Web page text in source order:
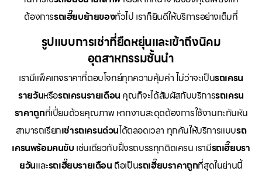
ต้องการรถเฮี๊ยบย้ายของทั่วไป เราก็ยินดีให้บริการอย่างเต็มที่
รูปแบบการเช่าที่ยืดหยุ่นและเข้าถึงนิคม
อุตสาหกรรมชั้นนำ
เรามีแพ็คเกจราคาที่ตอบโจทย์ทุกความคุ้มค่า ไม่ว่าจะเป็นรถเครน
รายวันหรือรถเครนรายเดือน คุณก็จะได้สัมผัสกับบริการรถเครน
ราคาถูกที่เปี่ยมด้วยคุณภาพ หากงานสะดุดต้องการใช้งานกะทันหัน
สามารถเรียกเช่ารถเครนด่วนได้ตลอดเวลา ทุกคันให้บริการแบบรถ
เครนพร้อมคนขับ เช่นเดียวกับฝั่งรถบรรทุกติดเครน เรามีรถเฮี๊ยบรา
ยวันและรถเฮี๊ยบรายเดือน ถือเป็นรถเฮี๊ยบราคาถูกที่สุดในย่านนี้